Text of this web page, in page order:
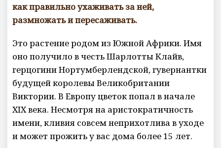
как правильно ухаживать за ней,
размножать и пересаживать.
Это растение родом из Южной Африки. Имя
оно получило в честь Шарлотты Клайв,
герцогини Нортумберлендской, гувернантки
будущей королевы Великобритании
Виктории. В Европу цветок попал в начале
XIX века. Несмотря на аристократичность
имени, кливия совсем неприхотлива в уходе
и может прожить у вас дома более 15 лет.